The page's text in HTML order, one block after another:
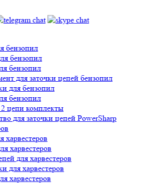
бензопил
бензопил
бензопил
для заточки цепей бензопил
для бензопил
бензопил
цепи комплекты
для заточки цепей PowerSharp
харвестеров
харвестеров
для харвестеров
для харвестеров
харвестеров